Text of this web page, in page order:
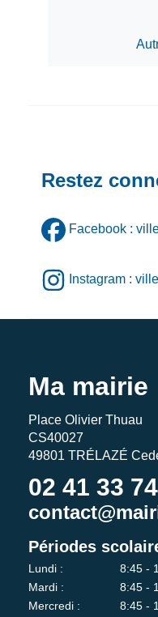
Restez
Facebook :
Instagram :
Ma mairie
Place Olivier Thuau
CS40027
49801 TRÉLAZÉ
02 41 33
Périodes
Lundi :
8:45 -
Mardi :
8:45 -
Mercredi :
8:45 -